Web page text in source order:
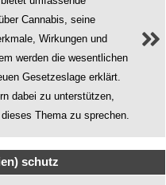
Cannabis, seine
Wirkungen und
werden die wesentlichen
Gesetzeslage erklärt.
dabei zu unterstützen,
Thema zu sprechen.
schutz